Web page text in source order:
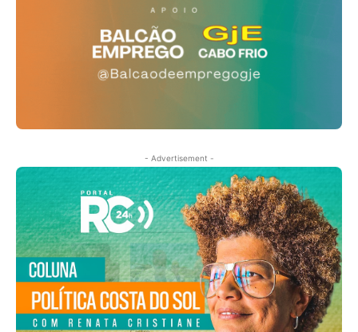
- Advertisement -